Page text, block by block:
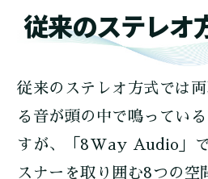
従来のステレオ
従来のステレオ方式では
る音が頭の中で鳴ってい
すが、「8Way Audio」
スナーを取り囲む8つの空